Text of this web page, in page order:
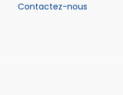
Contactez-nous